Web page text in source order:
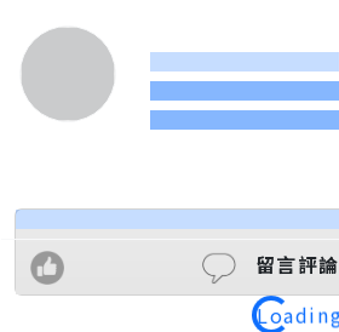
留言評論
Loading